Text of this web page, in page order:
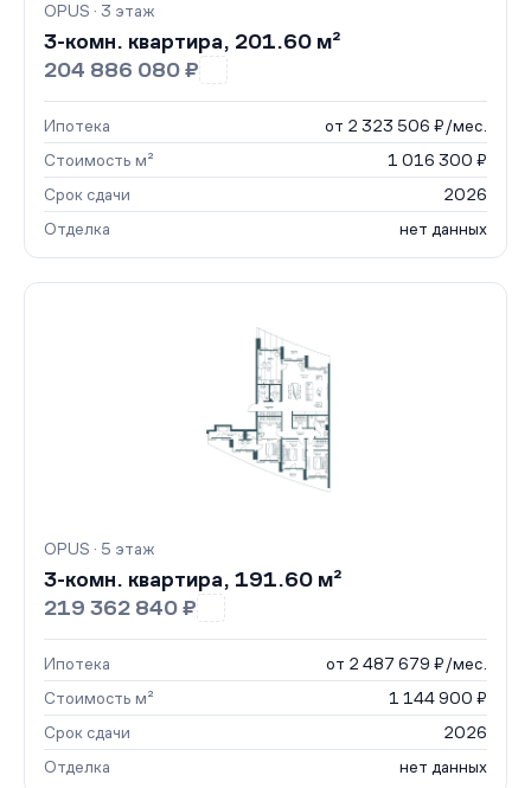
OPUS · 3 этаж
3-комн. квартира, 201.60 м²
204 886 080 ₽
Ипотека
от 2 323 506 ₽/мес.
Стоимость м²
1 016 300 ₽
Срок сдачи
2026
Отделка
нет данных
OPUS · 5 этаж
3-комн. квартира, 191.60 м²
219 362 840 ₽
Ипотека
от 2 487 679 ₽/мес.
Стоимость м²
1 144 900 ₽
Срок сдачи
2026
Отделка
нет данных